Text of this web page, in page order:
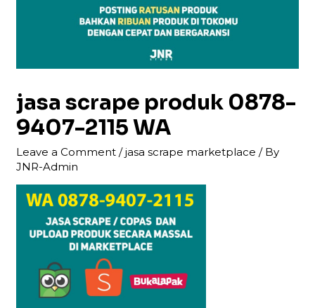
jasa scrape produk 0878-
9407-2115 WA
Leave a Comment /jasa scrape marketplace / By
JNR-Admin